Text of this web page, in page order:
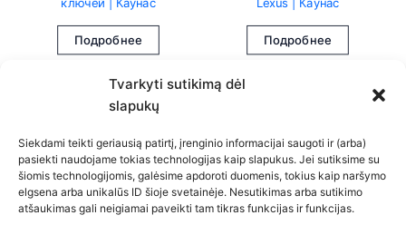
Tvarkyti sutikimą dėl
slapukų
Siekdami teikti geriausią patirtį, įrenginio informacijai saugoti ir (arba)
pasiekti naudojame tokias technologijas kaip slapukus. Jei sutiksime su
šiomis technologijomis, galėsime apdoroti duomenis, tokius kaip naršymo
elgsena arba unikalūs ID šioje svetainėje. Nesutikimas arba sutikimo
atšaukimas gali neigiamai paveikti tam tikras funkcijas ir funkcijas.
ключей | Каунас
Подробнее
Lexus | Каунас
Подробнее
Политика конфиденциальности